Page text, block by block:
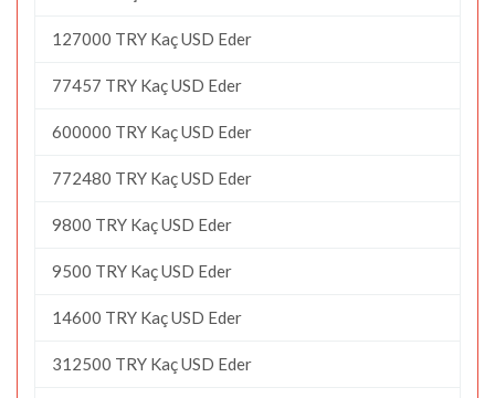
127000 TRY Kaç USD Eder
77457 TRY Kaç USD Eder
600000 TRY Kaç USD Eder
772480 TRY Kaç USD Eder
9800 TRY Kaç USD Eder
9500 TRY Kaç USD Eder
14600 TRY Kaç USD Eder
312500 TRY Kaç USD Eder